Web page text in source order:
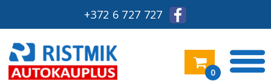
+372 6 727 727
0